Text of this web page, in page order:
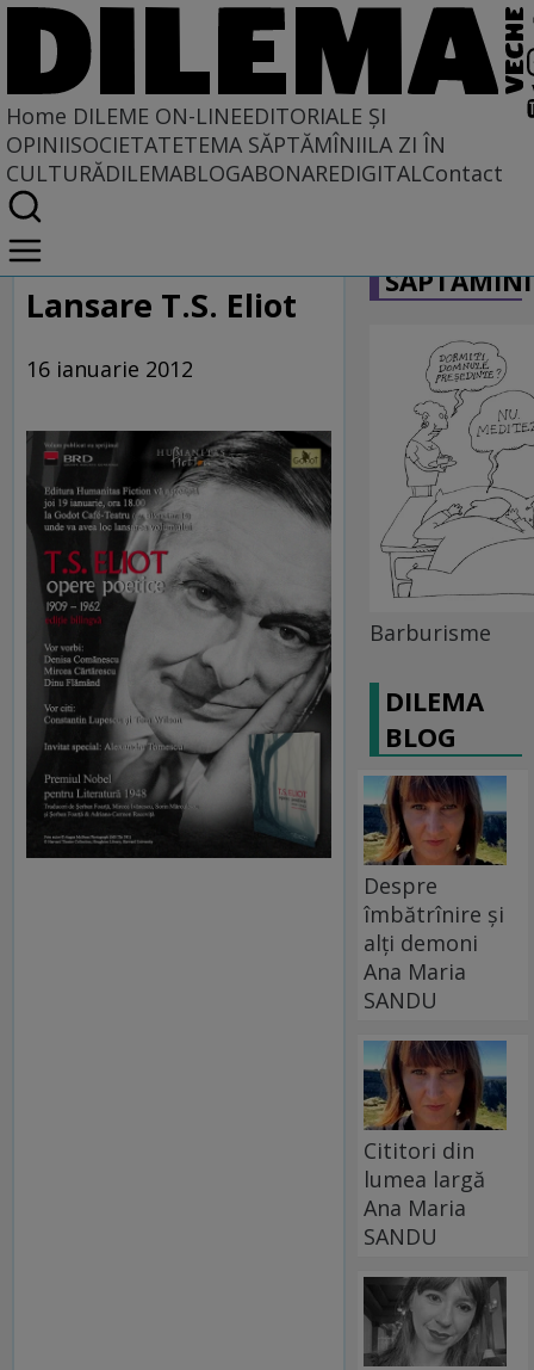
Home DILEME ON-LINEEDITORIALE ȘI
OPINIISOCIETATETEMA SĂPTĂMÎNIILA ZI ÎN
CULTURĂDILEMABLOGABONAREDIGITALContact
Home
Dileme on-line
Lansare T.S. Eliot
16 ianuarie 2012
Barburisme
DILEMA
BLOG
Despre
îmbătrînire și
alți demoni
Ana Maria
SANDU
Cititori din
lumea largă
Ana Maria
SANDU